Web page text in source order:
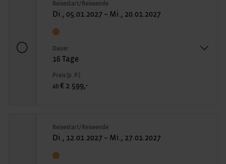
Reisestart/Reiseende
Di., 05.01.2027 – Mi., 20.01.2027
Dauer
16 Tage
Preis (p. P.)
ab € 2.599,-
Reisestart/Reiseende
Di., 12.01.2027 – Mi., 27.01.2027